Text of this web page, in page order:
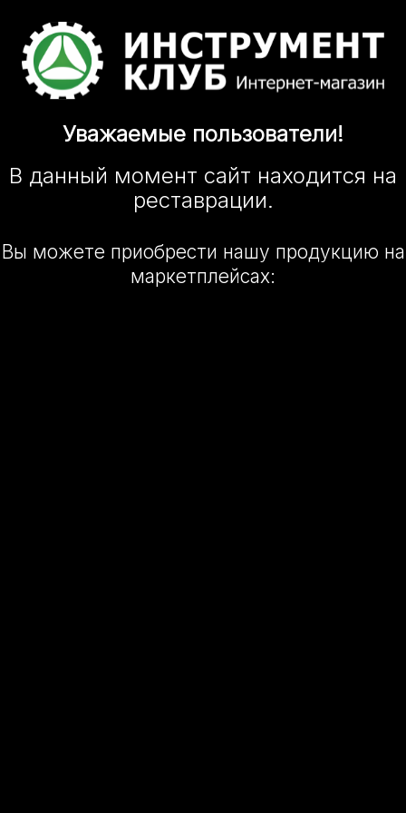
Уважаемые пользователи!
В данный момент сайт находится на
реставрации.
Вы можете приобрести нашу продукцию на
маркетплейсах: